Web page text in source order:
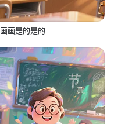
画画是的是的